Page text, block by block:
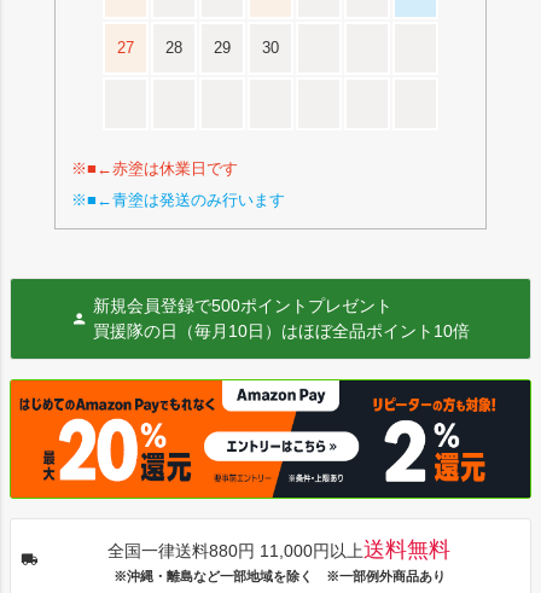
27 28 29 30
※■←赤塗は休業日です
※■←青塗は発送のみ行います
新規会員登録で500ポイントプレゼント
買援隊の日（毎月10日）はほぼ全品ポイント10倍
全国一律送料880円 11,000円以上送料無料
※沖縄・離島など一部地域を除く ※一部例外商品あり